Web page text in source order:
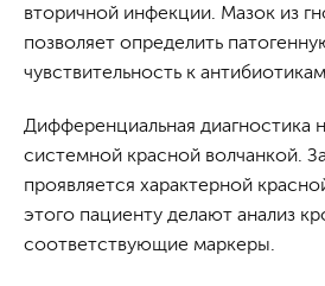
вторичной инфекции. Мазок из
позволяет определить
чувствительность к антибиотикам.
Дифференциальная диагностика
системной красной волчанкой.
проявляется характерной
этого пациенту делают анализ
соответствующие маркеры.